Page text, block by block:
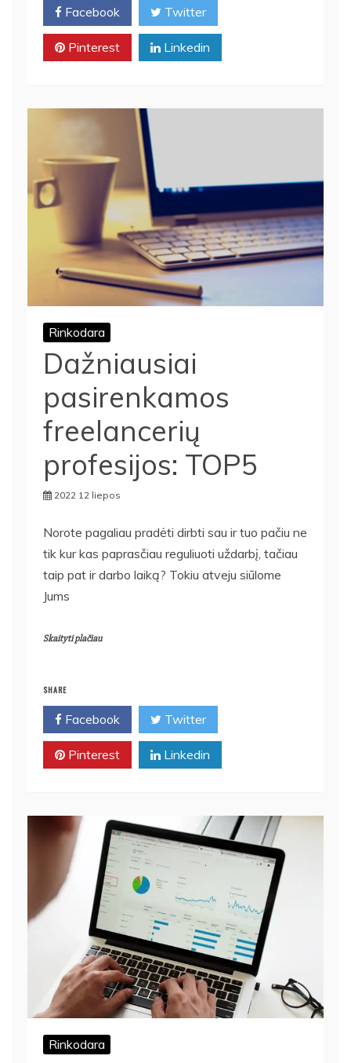
Facebook Twitter
Pinterest Linkedin
Rinkodara
Dažniausiai
pasirenkamos
freelancerių
profesijos: TOP5
2022 12 liepos
Norote pagaliau pradėti dirbti sau ir tuo pačiu ne
tik kur kas paprasčiau reguliuoti uždarbį, tačiau
taip pat ir darbo laiką? Tokiu atveju siūlome
Jums
Skaityti plačiau
SHARE
Facebook Twitter
Pinterest Linkedin
Rinkodara